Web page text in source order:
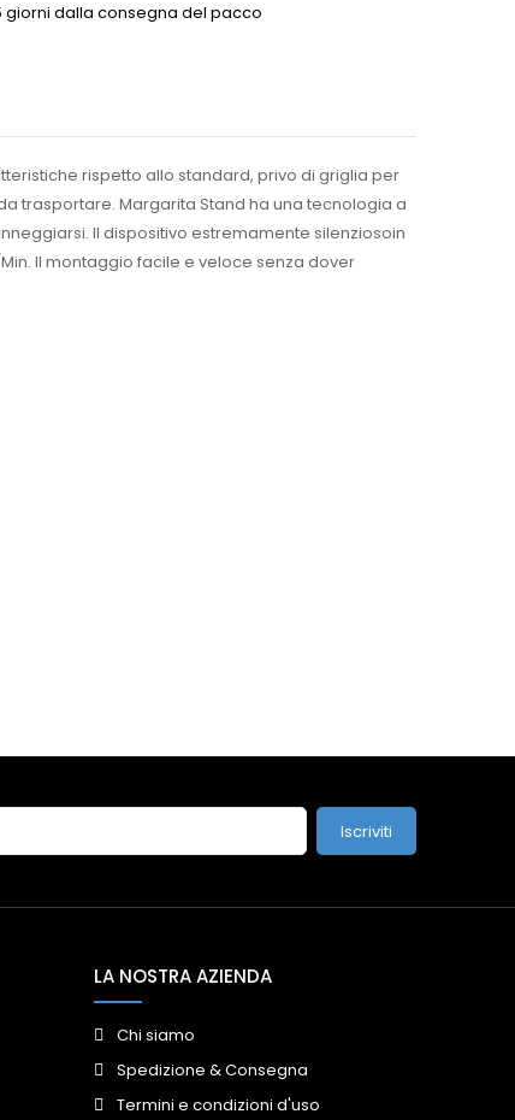
giorni dalla consegna del pacco
rispetto allo standard, privo di griglia per
trasportare. Margarita Stand ha una tecnologia a
Il dispositivo estremamente silenziosoin
Il montaggio facile e veloce senza dover
Iscriviti
LA NOSTRA AZIENDA
Chi siamo
Spedizione & Consegna
Termini e condizioni d'uso